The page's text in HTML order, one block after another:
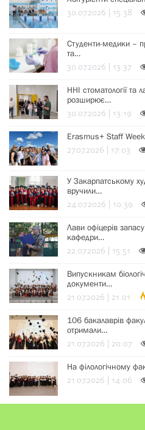
30.07.2026 | 15:38
Студенти-медики –
та…
30.07.2026 | 13:37
ННІ стоматології
розширює…
30.07.2026 | 13:19
Erasmus+ Staff
27.07.2026 | 17:03
У Закарпатському
вручили…
24.07.2026 | 10:39
Лави офіцерів
кафедри…
22.07.2026 | 15:51
Випускникам
документи…
21.07.2026 | 21:01
106 бакалаврів
отримали…
21.07.2026 | 20:07
На філологічному
21.07.2026 | 14:06